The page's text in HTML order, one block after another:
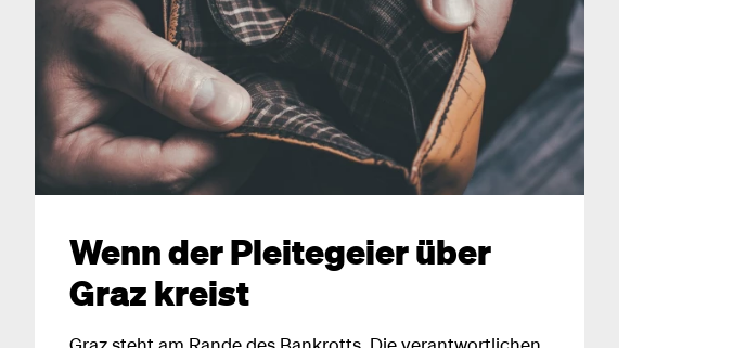
Wenn der Pleitegeier über
Graz kreist